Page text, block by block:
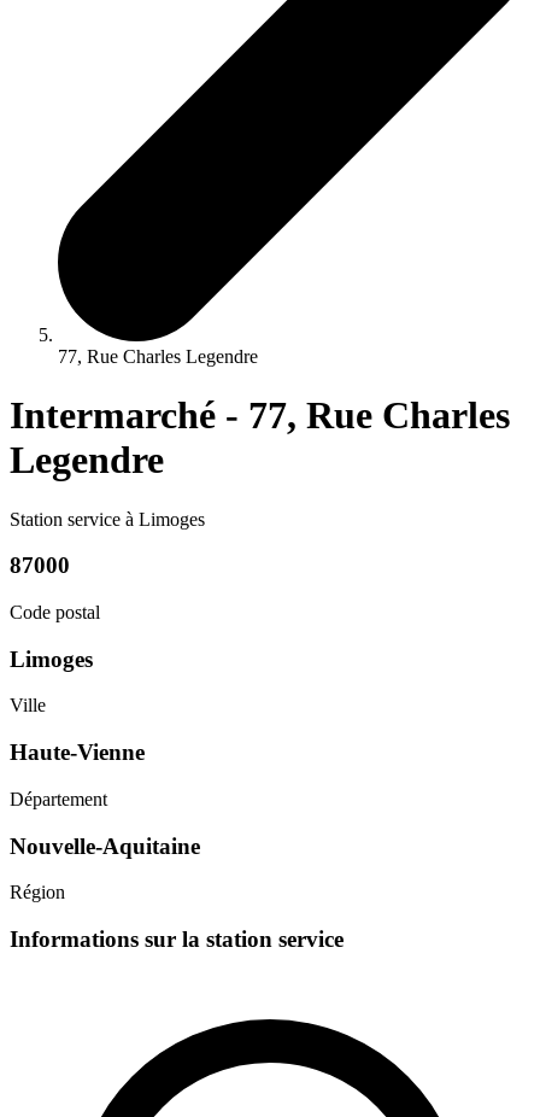
77, Rue Charles Legendre
Intermarché - 77, Rue Charles
Legendre
Station service à Limoges
87000
Code postal
Limoges
Ville
Haute-Vienne
Département
Nouvelle-Aquitaine
Région
Informations sur la station service